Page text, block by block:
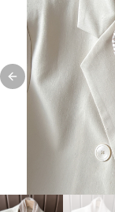
Previous slide